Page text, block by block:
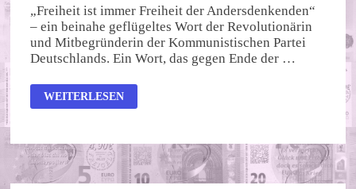
„Freiheit ist immer Freiheit der Andersdenkenden“
– ein beinahe geflügeltes Wort der Revolutionärin
und Mitbegründerin der Kommunistischen Partei
Deutschlands. Ein Wort, das gegen Ende der …
FREIHEIT
DES
ZWEI
SICH
STREITEN
…
WEITERLESEN